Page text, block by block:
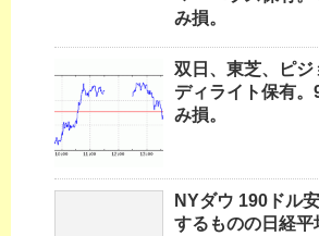
み損。
双日、東芝、ピジ
ディライト保有
み損。
NYダウ 190ドル
するものの日経平